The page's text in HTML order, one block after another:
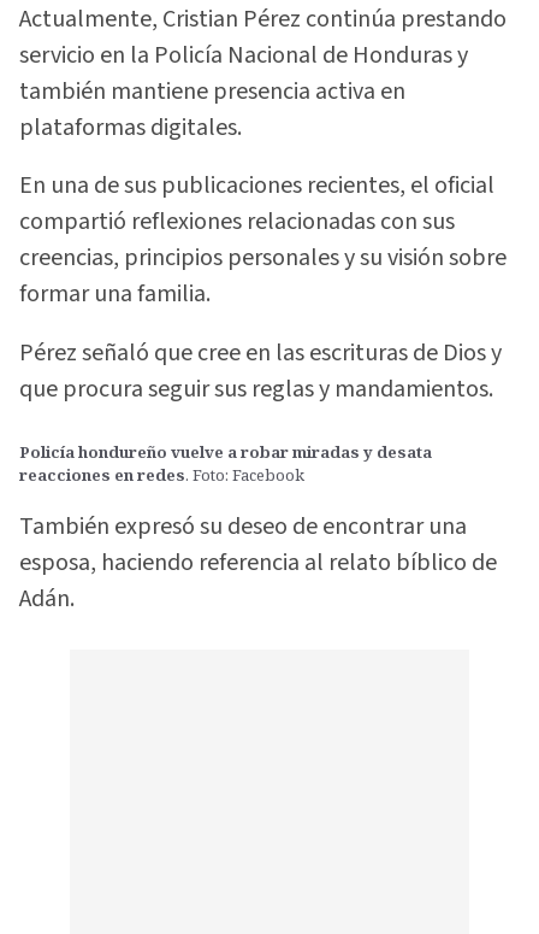
Actualmente, Cristian Pérez continúa prestando
servicio en la Policía Nacional de Honduras y
también mantiene presencia activa en
plataformas digitales.
En una de sus publicaciones recientes, el oficial
compartió reflexiones relacionadas con sus
creencias, principios personales y su visión sobre
formar una familia.
Pérez señaló que cree en las escrituras de Dios y
que procura seguir sus reglas y mandamientos.
Policía hondureño vuelve a robar miradas y desata
reacciones en redes. Foto: Facebook
También expresó su deseo de encontrar una
esposa, haciendo referencia al relato bíblico de
Adán.